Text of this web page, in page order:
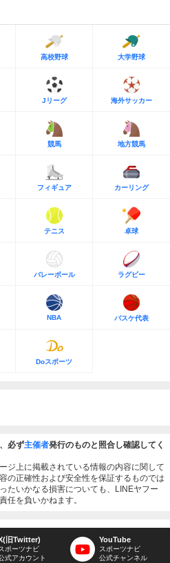
高校野球 大学野球
Jリーグ 海外サッカー
競馬 地方競馬
フィギュア カーリング
テニス 卓球
バレーボール ラグビー
NBA バスケ代表
Doスポーツ
必ず主催者発行のものと照合し確認してく
ジ上に掲載されている情報の内容に関して
の正確性および安全性を保証するものでは
たいかなる損害についても、LINEヤフー
任を負いかねます。
旧Twitter)
ポーツナビ
式アカウント
YouTube
スポーツナビ
公式チャンネル